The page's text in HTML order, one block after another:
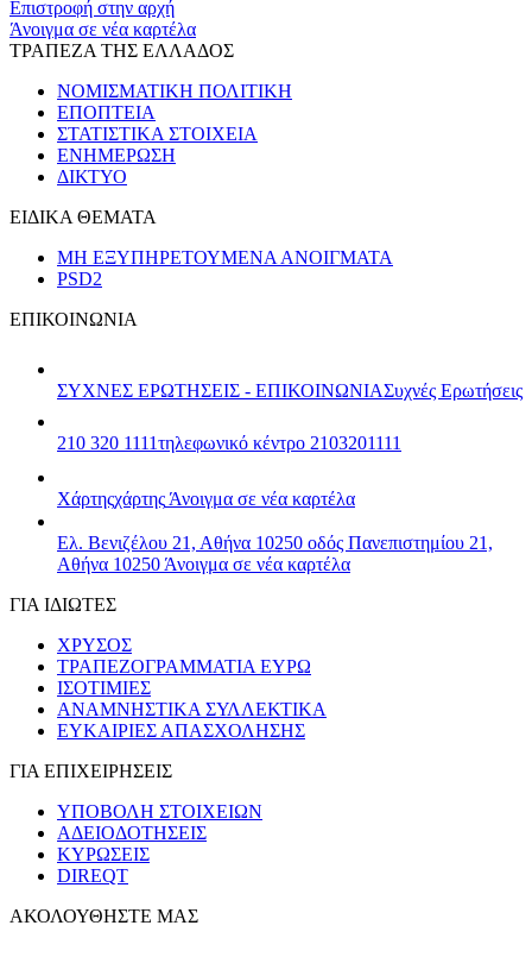
Επιστροφή στην αρχή
Άνοιγμα σε νέα καρτέλα
ΤΡΑΠΕΖΑ ΤΗΣ ΕΛΛΑΔΟΣ
ΝΟΜΙΣΜΑΤΙΚΗ ΠΟΛΙΤΙΚΗ
ΕΠΟΠΤΕΙΑ
ΣΤΑΤΙΣΤΙΚΑ ΣΤΟΙΧΕΙΑ
ΕΝΗΜΕΡΩΣΗ
ΔΙΚΤΥΟ
ΕΙΔΙΚΑ ΘΕΜΑΤΑ
ΜΗ ΕΞΥΠΗΡΕΤΟΥΜΕΝΑ ΑΝΟΙΓΜΑΤΑ
PSD2
ΕΠΙΚΟΙΝΩΝΙΑ
ΣΥΧΝΕΣ ΕΡΩΤΗΣΕΙΣ - ΕΠΙΚΟΙΝΩΝΙΑΣυχνές Ερωτήσεις
210 320 1111τηλεφωνικό κέντρο 2103201111
Χάρτηςχάρτης Άνοιγμα σε νέα καρτέλα
Ελ. Βενιζέλου 21, Αθήνα 10250 οδός Πανεπιστημίου 21,
Αθήνα 10250 Άνοιγμα σε νέα καρτέλα
ΓΙΑ ΙΔΙΩΤΕΣ
ΧΡΥΣΟΣ
ΤΡΑΠΕΖΟΓΡΑΜΜΑΤΙΑ ΕΥΡΩ
ΙΣΟΤΙΜΙΕΣ
ΑΝΑΜΝΗΣΤΙΚΑ ΣΥΛΛΕΚΤΙΚΑ
ΕΥΚΑΙΡΙΕΣ ΑΠΑΣΧΟΛΗΣΗΣ
ΓΙΑ ΕΠΙΧΕΙΡΗΣΕΙΣ
ΥΠΟΒΟΛΗ ΣΤΟΙΧΕΙΩΝ
ΑΔΕΙΟΔΟΤΗΣΕΙΣ
ΚΥΡΩΣΕΙΣ
DIREQT
ΑΚΟΛΟΥΘΗΣΤΕ ΜΑΣ